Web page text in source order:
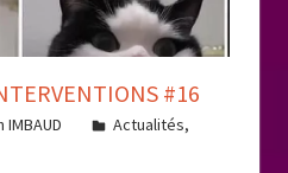
#16
IMBAUD Actualités,